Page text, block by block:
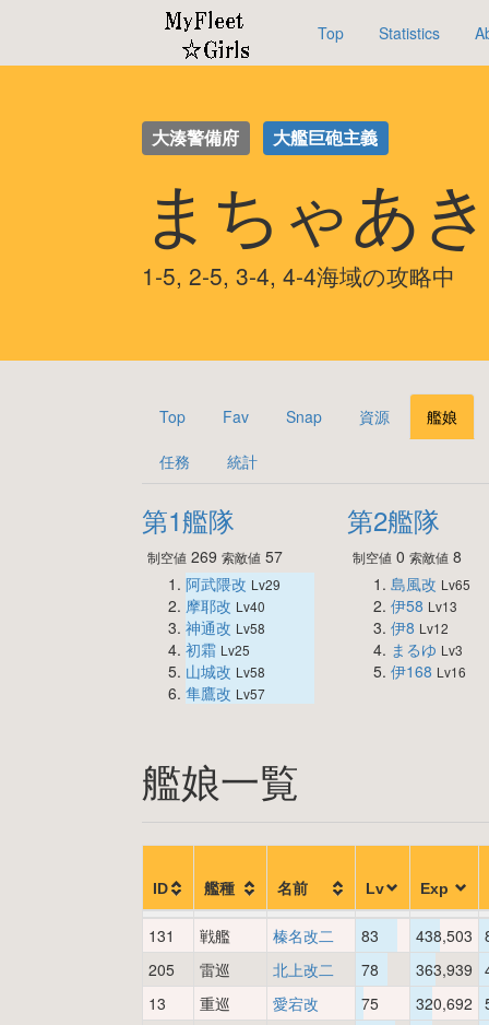
Top Statistics
大湊警備府 大艦巨砲主義
まちゃあ
1-5, 2-5, 3-4, 4-4海域の攻略中
Top Fav Snap 資源 艦娘
任務 統計
第1艦隊
制空値 269 索敵値 57
阿武隈改 Lv29
摩耶改 Lv40
神通改 Lv58
初霜 Lv25
山城改 Lv58
隼鷹改 Lv57
第2艦隊
制空値0 索敵値8
島風改 Lv65
伊58 Lv13
伊8 Lv12
まるゆ Lv3
伊168 Lv16
艦娘一覧
ID 艦種 名前 Lv Exp
131 戦艦 榛名改二 83 438,503
205
雷巡 北上改二 78 363,939
13
重巡 愛宕改 75 320,692